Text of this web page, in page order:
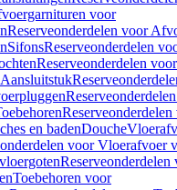
voor
Reserveonderdelen voor
SifonsReserveonderdelen
Reserveonderdelen voor
Aansluitstuk
Reserveonderdelen
en badenDouche
voor Vloerafvoer
Reserveonderdelen
Toebehoren voor